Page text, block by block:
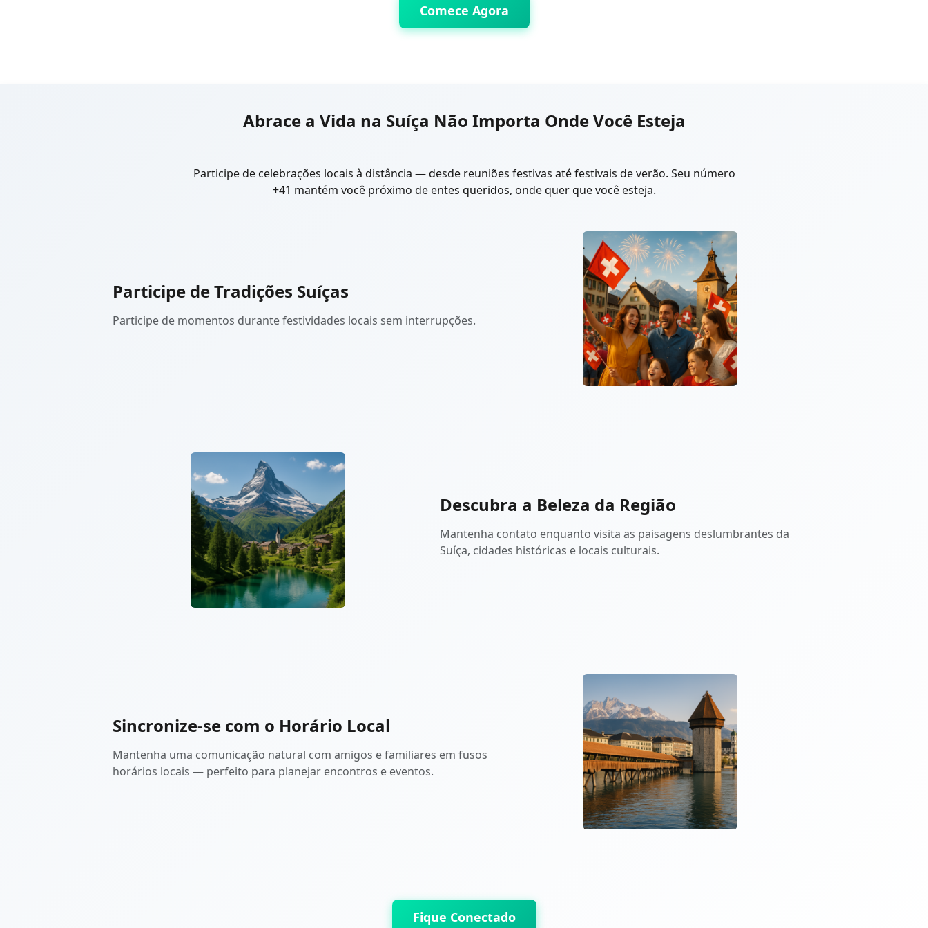
Comece Agora
Abrace a Vida na Suíça Não Importa Onde Você Esteja
Participe de celebrações locais à distância — desde reuniões festivas até festivais de verão. Seu número
+41 mantém você próximo de entes queridos, onde quer que você esteja.
Participe de Tradições Suíças
Participe de momentos durante festividades locais sem interrupções.
Descubra a Beleza da Região
Mantenha contato enquanto visita as paisagens deslumbrantes da
Suíça, cidades históricas e locais culturais.
Sincronize-se com o Horário Local
Mantenha uma comunicação natural com amigos e familiares em fusos
horários locais — perfeito para planejar encontros e eventos.
Fique Conectado